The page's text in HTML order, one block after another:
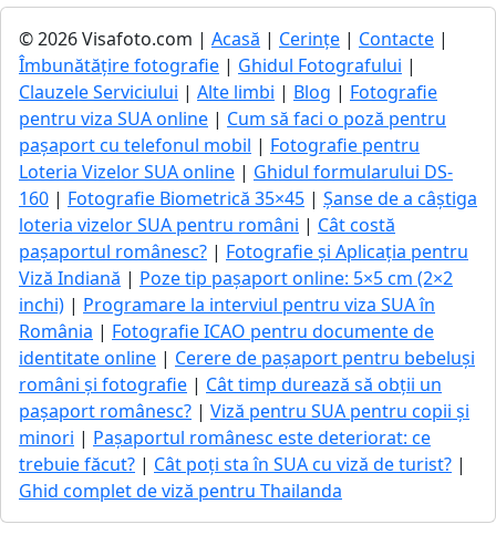
© 2026 Visafoto.com | Acasă | Cerințe | Contacte |
Îmbunătățire fotografie | Ghidul Fotografului |
Clauzele Serviciului | Alte limbi | Blog | Fotografie
pentru viza SUA online | Cum să faci o poză pentru
pașaport cu telefonul mobil | Fotografie pentru
Loteria Vizelor SUA online | Ghidul formularului DS-
160 | Fotografie Biometrică 35×45 | Șanse de a câștiga
loteria vizelor SUA pentru români | Cât costă
pașaportul românesc? | Fotografie și Aplicația pentru
Viză Indiană | Poze tip pașaport online: 5×5 cm (2×2
inchi) | Programare la interviul pentru viza SUA în
România | Fotografie ICAO pentru documente de
identitate online | Cerere de pașaport pentru bebeluși
români și fotografie | Cât timp durează să obții un
pașaport românesc? | Viză pentru SUA pentru copii și
minori | Pașaportul românesc este deteriorat: ce
trebuie făcut? | Cât poți sta în SUA cu viză de turist? |
Ghid complet de viză pentru Thailanda